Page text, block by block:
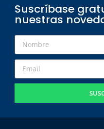
Suscríbase
nuestras